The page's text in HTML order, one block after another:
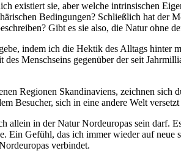
existiert sie, aber welche intrinsischen
Bedingungen? Schließlich hat
Gibt es sie also, die Natur ohne
indem ich die Hektik des Alltags hinter
Menschseins gegenüber der seit
Regionen Skandinaviens, zeichnen
Besucher, sich in eine andere Welt
allein in der Natur Nordeuropas sein darf.
Ein Gefühl, das ich immer wieder auf
verbindet.